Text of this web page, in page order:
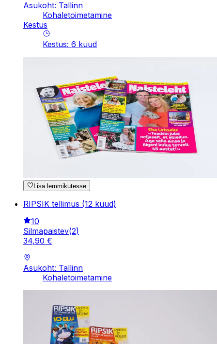
Asukoht: Tallinn
Kohaletoimetamine
Kestus
Kestus: 6 kuud
Lisa lemmikutesse
RIPSIK tellimus (12 kuud)
10
Silmapaistev(2)
34,90 €
Asukoht: Tallinn
Kohaletoimetamine